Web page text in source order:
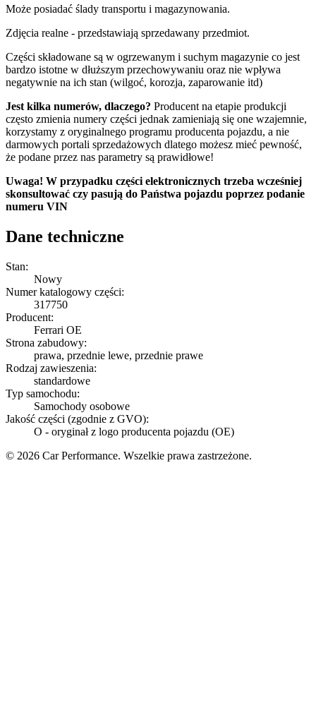
Może posiadać ślady transportu i magazynowania.
Zdjęcia realne - przedstawiają sprzedawany przedmiot.
Części składowane są w ogrzewanym i suchym magazynie co jest
bardzo istotne w dłuższym przechowywaniu oraz nie wpływa
negatywnie na ich stan (wilgoć, korozja, zaparowanie itd)
Jest kilka numerów, dlaczego? Producent na etapie produkcji
często zmienia numery części jednak zamieniają się one wzajemnie,
korzystamy z oryginalnego programu producenta pojazdu, a nie
darmowych portali sprzedażowych dlatego możesz mieć pewność,
że podane przez nas parametry są prawidłowe!
Uwaga! W przypadku części elektronicznych trzeba wcześniej
skonsultować czy pasują do Państwa pojazdu poprzez podanie
numeru VIN
Dane techniczne
Stan:
Nowy
Numer katalogowy części:
317750
Producent:
Ferrari OE
Strona zabudowy:
prawa, przednie lewe, przednie prawe
Rodzaj zawieszenia:
standardowe
Typ samochodu:
Samochody osobowe
Jakość części (zgodnie z GVO):
O - oryginał z logo producenta pojazdu (OE)
© 2026 Car Performance. Wszelkie prawa zastrzeżone.